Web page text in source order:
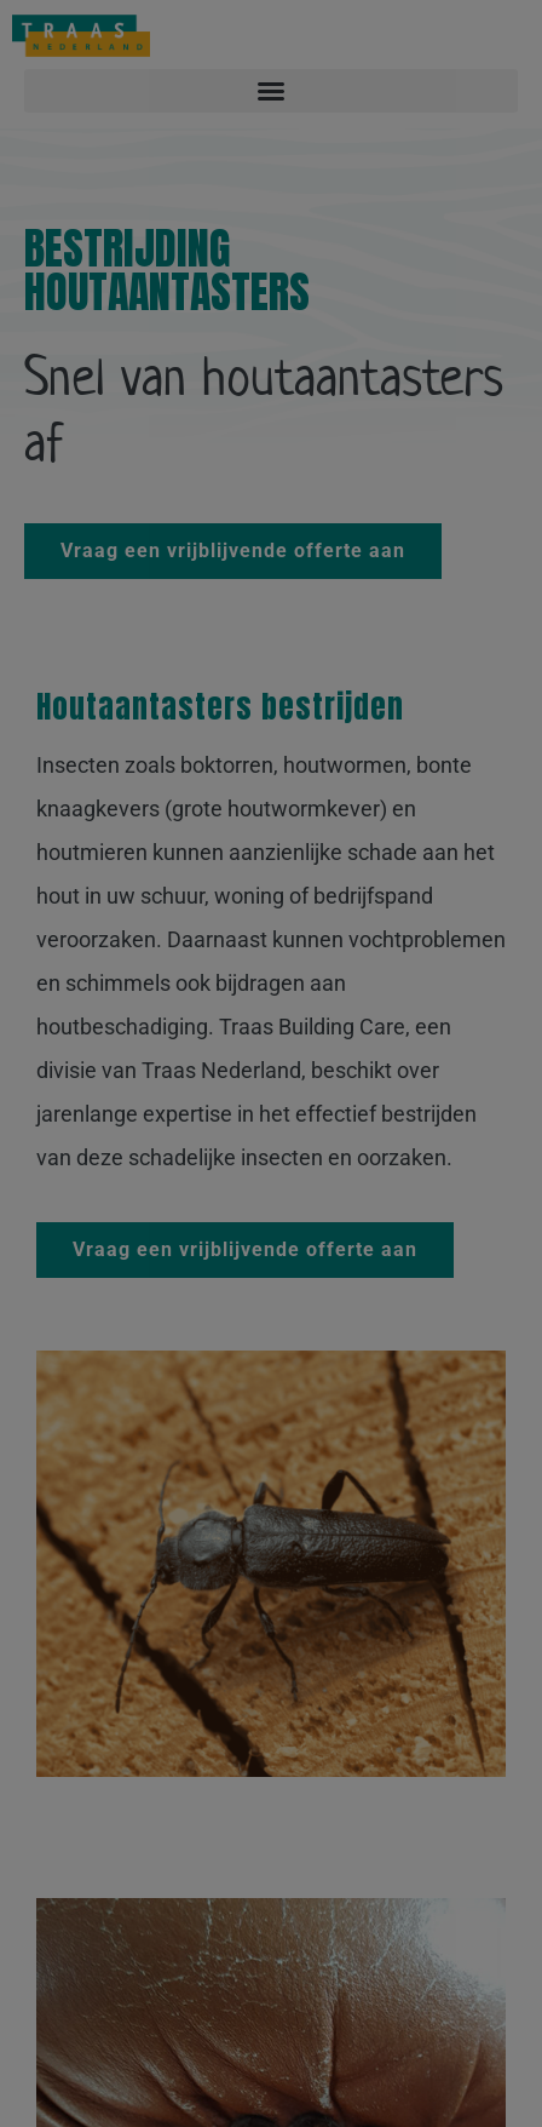
Overlast melden: 088-2212122
BESTRIJDING
HOUTAANTASTERS
Snel van houtaantasters
af
Vraag een vrijblijvende offerte aan
Houtaantasters bestrijden
Insecten zoals boktorren, houtwormen, bonte
knaagkevers (grote houtwormkever) en
houtmieren kunnen aanzienlijke schade aan het
hout in uw schuur, woning of bedrijfspand
veroorzaken. Daarnaast kunnen vochtproblemen
en schimmels ook bijdragen aan
houtbeschadiging. Traas Building Care, een
divisie van Traas Nederland, beschikt over
jarenlange expertise in het effectief bestrijden
van deze schadelijke insecten en oorzaken.
Vraag een vrijblijvende offerte aan